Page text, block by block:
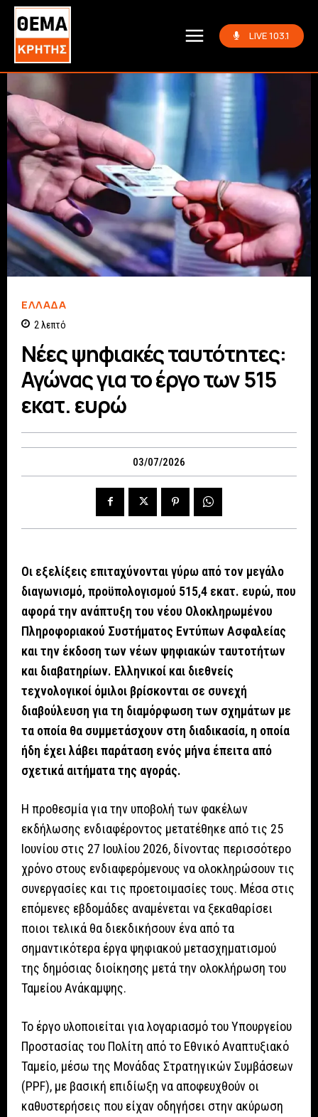
LIVE 103.1
ΕΛΛΆΔΑ
2 λεπτό
Νέες ψηφιακές ταυτότητες:
Αγώνας για το έργο των 515
εκατ. ευρώ
03/07/2026
Οι εξελίξεις επιταχύνονται γύρω από τον μεγάλο
διαγωνισμό, προϋπολογισμού 515,4 εκατ. ευρώ, που
αφορά την ανάπτυξη του νέου Ολοκληρωμένου
Πληροφοριακού Συστήματος Εντύπων Ασφαλείας
και την έκδοση των νέων ψηφιακών ταυτοτήτων
και διαβατηρίων. Ελληνικοί και διεθνείς
τεχνολογικοί όμιλοι βρίσκονται σε συνεχή
διαβούλευση για τη διαμόρφωση των σχημάτων με
τα οποία θα συμμετάσχουν στη διαδικασία, η οποία
ήδη έχει λάβει παράταση ενός μήνα έπειτα από
σχετικά αιτήματα της αγοράς.
Η προθεσμία για την υποβολή των φακέλων
εκδήλωσης ενδιαφέροντος μετατέθηκε από τις 25
Ιουνίου στις 27 Ιουλίου 2026, δίνοντας περισσότερο
χρόνο στους ενδιαφερόμενους να ολοκληρώσουν τις
συνεργασίες και τις προετοιμασίες τους. Μέσα στις
επόμενες εβδομάδες αναμένεται να ξεκαθαρίσει
ποιοι τελικά θα διεκδικήσουν ένα από τα
σημαντικότερα έργα ψηφιακού μετασχηματισμού
της δημόσιας διοίκησης μετά την ολοκλήρωση του
Ταμείου Ανάκαμψης.
Το έργο υλοποιείται για λογαριασμό του Υπουργείου
Προστασίας του Πολίτη από το Εθνικό Αναπτυξιακό
Ταμείο, μέσω της Μονάδας Στρατηγικών Συμβάσεων
(PPF), με βασική επιδίωξη να αποφευχθούν οι
καθυστερήσεις που είχαν οδηγήσει στην ακύρωση